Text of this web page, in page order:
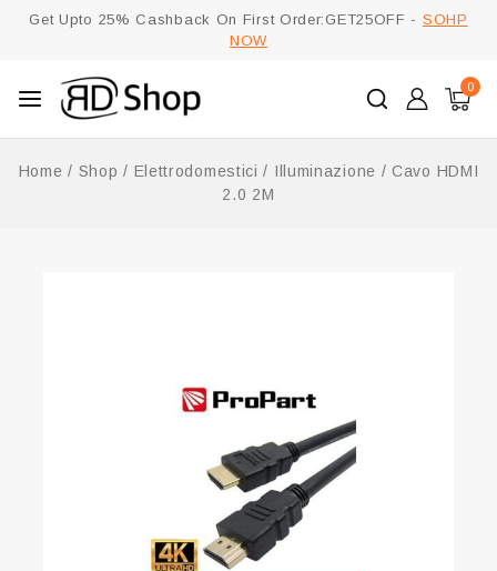
Get Upto 25% Cashback On First Order:GET25OFF - SOHP
NOW
0
Home / Shop / Elettrodomestici / Illuminazione / Cavo HDMI
2.0 2M